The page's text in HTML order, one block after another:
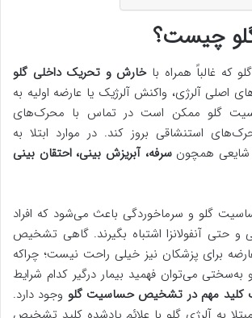
چیست؟
که غالباً همراه باخارش و تحریک داخلی گلو
اصلی آلرژی، واکنش آلرژیک یا عارضه اولیه به
گلو ممکن است در تماس با محرک‌های
استنشاقی بروز کند. در موارد ابتلا به
شایعی همچونسرفه، آبریزش بینی، احتقان بینی
گلو و سرماخوردگی باعث می‌شود که افراد
و حتی آنفولانزا اشتباه بگیرند. گاهی تشخیص
برای پزشکان نیز خیلی راحت نیست؛ چراکه
می‌توان فهمید بیمار درگیر کدام شرایط
کلید مهم در تشخیص حساسیت گلو وجود دارد.